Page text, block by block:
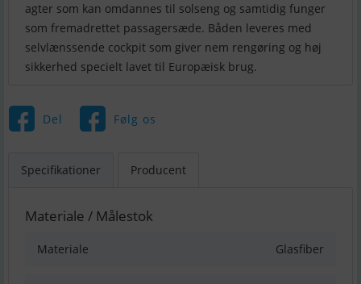
agter som kan omdannes til solseng og samtidig funger
som fremadrettet passagersæde. Båden leveres med
selvlænssende cockpit som giver nem rengøring og høj
sikkerhed specielt lavet til Europæisk brug.
Del Følg os
Specifikationer Producent
Materiale / Målestok
Materiale Glasfiber